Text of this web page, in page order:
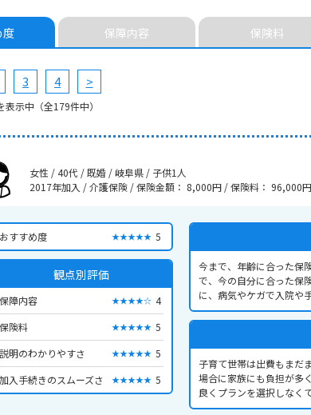
度 保障内容 保険料
3 4 >
表示中（全179件中）
女性 / 40代 / 既婚 / 岐阜県 / 子供1人
2017年加入 / 介護保険 /保険金額： 8,000円 / 保険料： 96,000円
おすすめ度 ★★★★★ 5
観点別評価
保障内容 ★★★★☆ 4
保険料
★★★★★ 5
説明のわかりやすさ
★★★★★ 5
加入手続きのスムーズさ
★★★★★ 5
今まで、年齢に合った保
で、今の自分に合った保
に、病気やケガで入院や
を考え、治療費の負担を
関してはそんなに長く入
者の方とよく話し合って
子育て世帯は出費もまだ
場合に家族にも負担が多
良くプランを選択しなく
険料がとても私たち世代